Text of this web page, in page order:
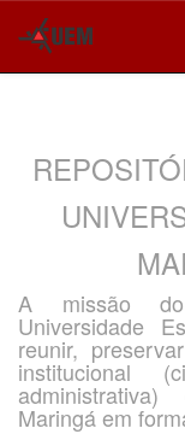
A missão do
Universidade
reunir,
institucional
Maringá em